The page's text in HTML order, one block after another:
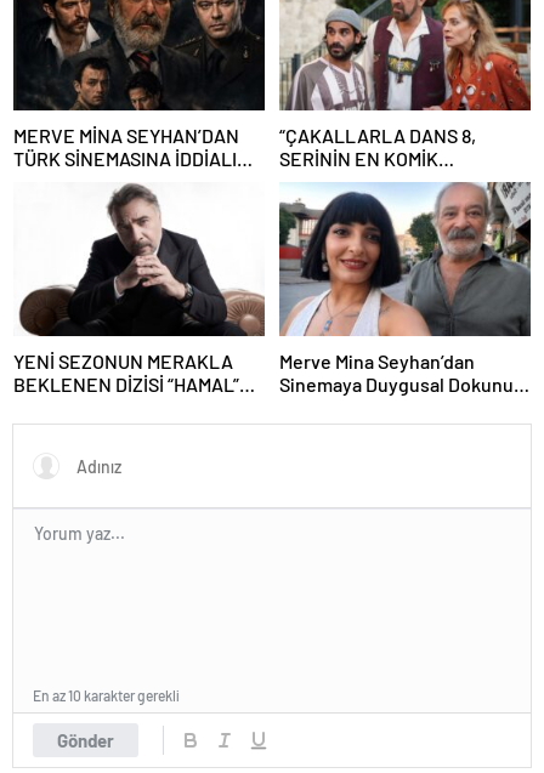
MERVE MİNA SEYHAN’DAN
TÜRK SİNEMASINA İDDİALI
İMZA! “GECE BÖLÜNÜRKEN”
DEV OYUNCU KADROSU VE
YAPAY ZEKÂ SÜRPRİZİYLE
“ÇAKALLARLA DANS 8,
SERİNİN EN KOMİK
FİLMLERİNDEN BİRİ OLUYOR”
YENİ SEZONUN MERAKLA
BEKLENEN DİZİSİ “HAMAL”
Merve Mina Seyhan’dan
Sinemaya Duygusal Dokunuş!
Çekim İçin Gün Sayıyor
Gönder
En az 10 karakter gerekli